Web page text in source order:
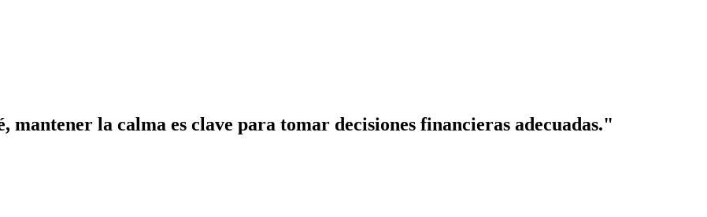
mantener la calma es clave para tomar decisiones financieras adecuadas."